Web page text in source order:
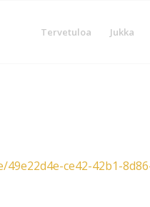
Tervetuloa Jukka
ce42-42b1-